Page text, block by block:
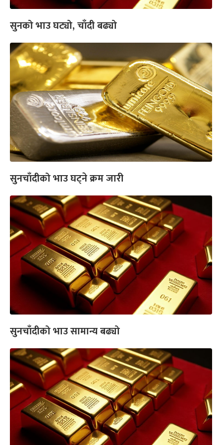
सुनको भाउ घट्यो, चाँदी बढ्यो
सुनचाँदीको भाउ घट्ने क्रम जारी
सुनचाँदीको भाउ सामान्य बढ्यो